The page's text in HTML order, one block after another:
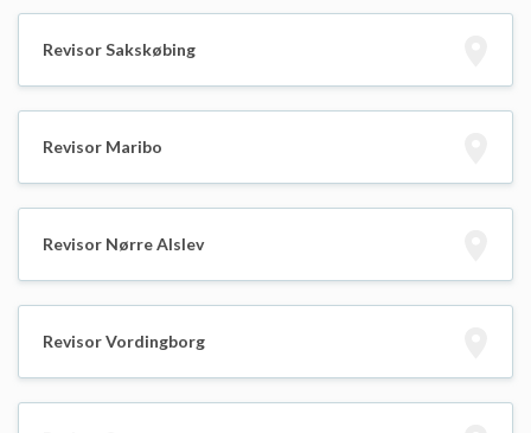
Revisor Sakskøbing
Revisor Maribo
Revisor Nørre Alslev
Revisor Vordingborg